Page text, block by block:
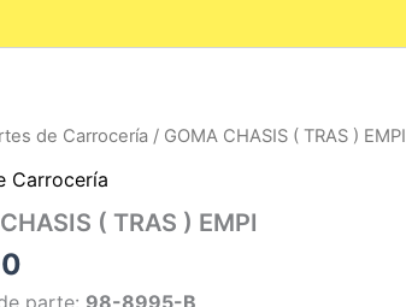
de Carrocería / GOMA CHASIS ( TRAS ) EMPI
Carrocería
( TRAS ) EMPI
parte: 98-8995-B